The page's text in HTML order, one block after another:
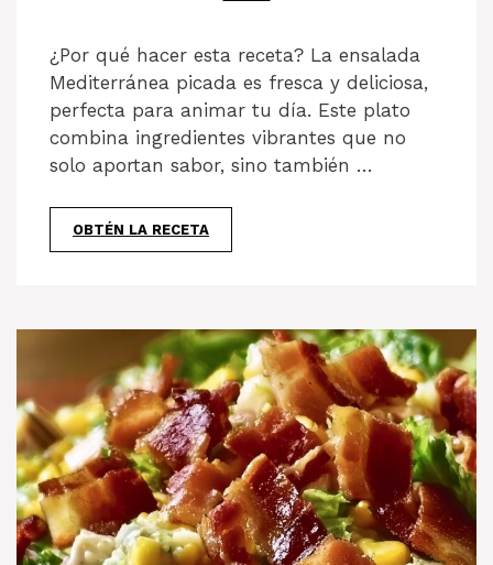
¿Por qué hacer esta receta? La ensalada
Mediterránea picada es fresca y deliciosa,
perfecta para animar tu día. Este plato
combina ingredientes vibrantes que no
solo aportan sabor, sino también …
OBTÉN LA RECETA